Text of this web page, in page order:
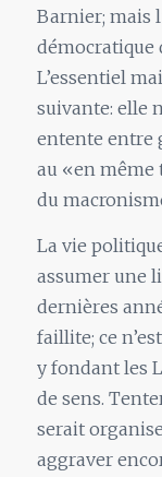
Barnier; mais
démocratique
L’essentiel
suivante: elle
entente entre
au «en même
du
La vie
assumer une
dernières
faillite; ce
y fondant les
de sens.
serait
aggraver